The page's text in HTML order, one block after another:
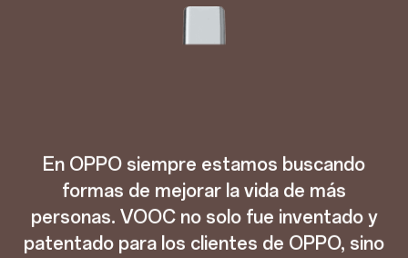
En OPPO siempre estamos buscando
formas de mejorar la vida de más
personas. VOOC no solo fue inventado y
patentado para los clientes de OPPO, sino